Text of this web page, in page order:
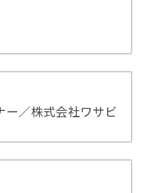
ー／株式会社ワサビ